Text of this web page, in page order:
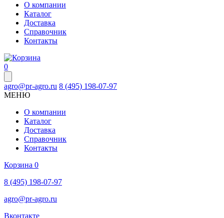
О компании
Каталог
Доставка
Справочник
Контакты
0
agro@pr-agro.ru 8 (495) 198-07-97
МЕНЮ
О компании
Каталог
Доставка
Справочник
Контакты
Корзина 0
8 (495) 198-07-97
agro@pr-agro.ru
Вконтакте